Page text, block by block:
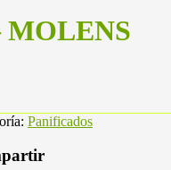
MOLENS
Panificados